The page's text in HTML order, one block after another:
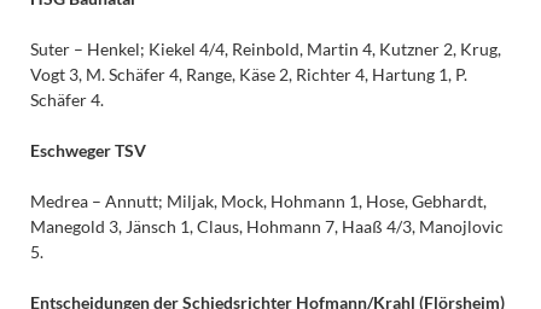
Suter – Henkel; Kiekel 4/4, Reinbold, Martin 4, Kutzner 2, Krug,
Vogt 3, M. Schäfer 4, Range, Käse 2, Richter 4, Hartung 1, P.
Schäfer 4.
Eschweger TSV
Medrea – Annutt; Miljak, Mock, Hohmann 1, Hose, Gebhardt,
Manegold 3, Jänsch 1, Claus, Hohmann 7, Haaß 4/3, Manojlovic
5.
Entscheidungen der Schiedsrichter Hofmann/Krahl (Flörsheim)